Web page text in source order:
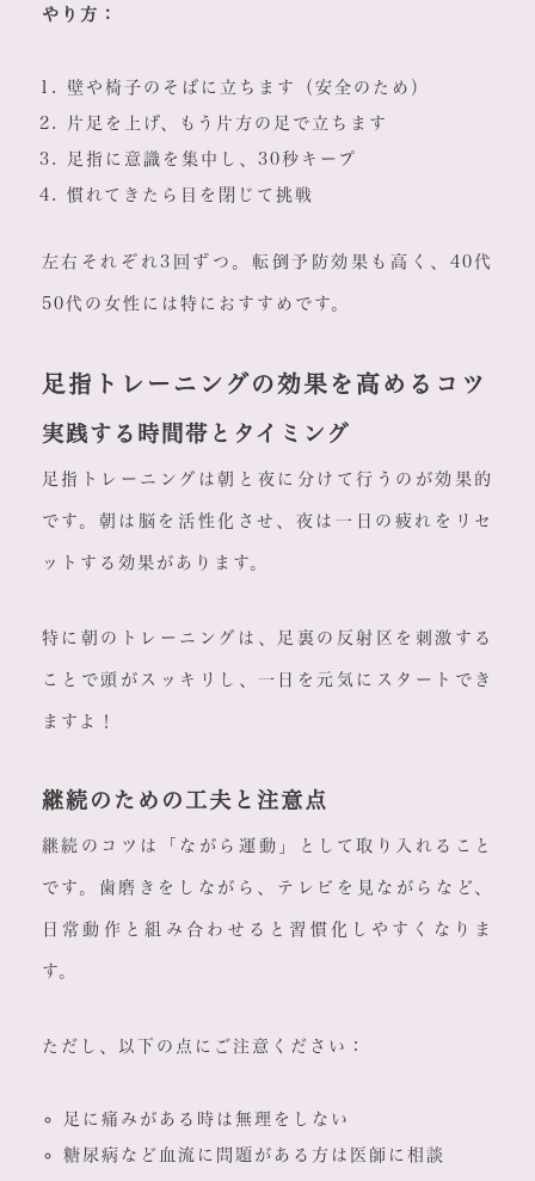
やり方：
壁や椅子のそばに立ちます（安全のため）
片足を上げ、もう片方の足で立ちます
足指に意識を集中し、30秒キープ
慣れてきたら目を閉じて挑戦
左右それぞれ3回ずつ。転倒予防効果も高く、40代
50代の女性には特におすすめです。
足指トレーニングの効果を高めるコツ
実践する時間帯とタイミング
足指トレーニングは朝と夜に分けて行うのが効果的
です。朝は脳を活性化させ、夜は一日の疲れをリセ
ットする効果があります。
特に朝のトレーニングは、足裏の反射区を刺激する
ことで頭がスッキリし、一日を元気にスタートでき
ますよ！
継続のための工夫と注意点
継続のコツは「ながら運動」として取り入れること
です。歯磨きをしながら、テレビを見ながらなど、
日常動作と組み合わせると習慣化しやすくなりま
す。
ただし、以下の点にご注意ください：
足に痛みがある時は無理をしない
糖尿病など血流に問題がある方は医師に相談